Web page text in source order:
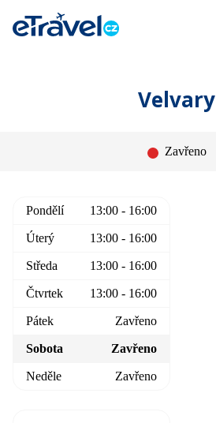
Velvary
Zavřeno
Pondělí 13:00 - 16:00
Úterý 13:00 - 16:00
Středa 13:00 - 16:00
Čtvrtek 13:00 - 16:00
Pátek Zavřeno
Sobota Zavřeno
Neděle Zavřeno